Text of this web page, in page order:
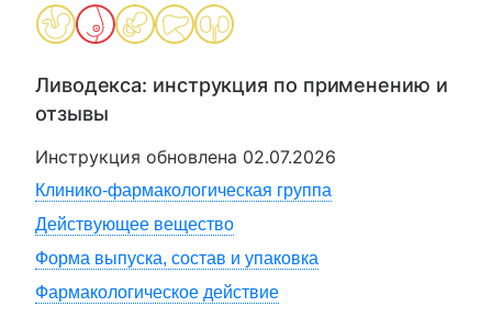
Ливодекса: инструкция по применению и
отзывы
Инструкция обновлена 02.07.2026
Клинико-фармакологическая группа
Действующее вещество
Форма выпуска, состав и упаковка
Фармакологическое действие